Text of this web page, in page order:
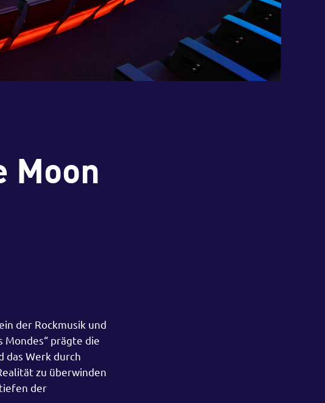
Moon
der Rockmusik und
prägte die
das Werk durch
zu überwinden
der